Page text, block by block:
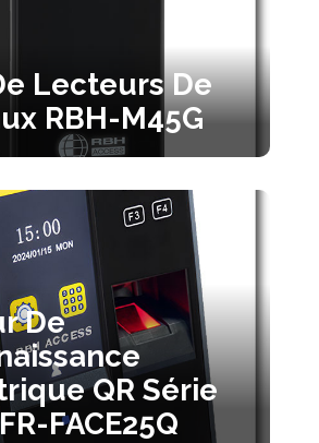
Lecteurs De
RBH-M45G
De
QR Série
FACE25Q